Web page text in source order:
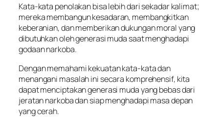
Kata-kata penolakan bisa lebih dari sekadar kalimat;
mereka membangun kesadaran, membangkitkan
keberanian, dan memberikan dukungan moral yang
dibutuhkan oleh generasi muda saat menghadapi
godaan narkoba.
Dengan memahami kekuatan kata-kata dan
menangani masalah ini secara komprehensif, kita
dapat menciptakan generasi muda yang bebas dari
jeratan narkoba dan siap menghadapi masa depan
yang cerah.